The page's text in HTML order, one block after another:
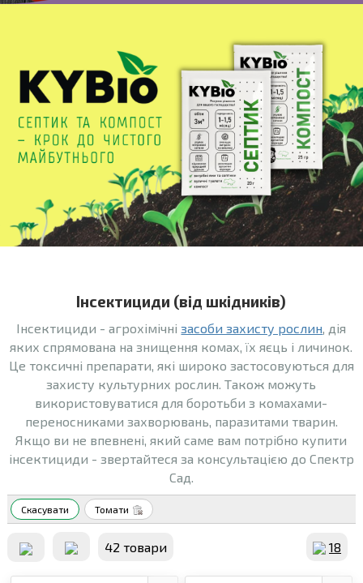
Інсектициди (від шкідників)
Інсектициди - агрохімічнізасоби захисту рослин, дія
яких спрямована на знищення комах, їх яєць і личинок.
Це токсичні препарати, які широко застосовуються для
захисту культурних рослин. Також можуть
використовуватися для боротьби з комахами-
переносниками захворювань, паразитами тварин.
Якщо ви не впевнені, який саме вам потрібно купити
інсектициди - звертайтеся за консультацією до Спектр
Сад.
Скасувати Томати
42 товари 18